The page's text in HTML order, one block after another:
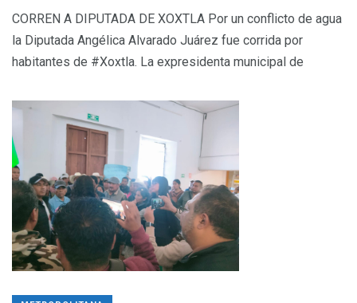
CORREN A DIPUTADA DE XOXTLA Por un conflicto de agua
la Diputada Angélica Alvarado Juárez fue corrida por
habitantes de #Xoxtla. La expresidenta municipal de